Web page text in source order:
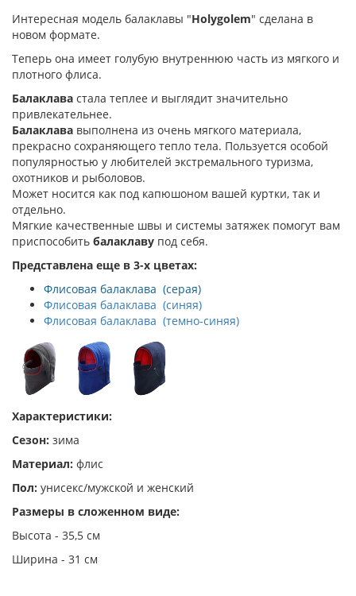
Интересная модель балаклавы "Holygolem" сделана в
новом формате.
Теперь она имеет голубую внутреннюю часть из мягкого и
плотного флиса.
Балаклава стала теплее и выглядит значительно
привлекательнее.
Балаклава выполнена из очень мягкого материала,
прекрасно сохраняющего тепло тела. Пользуется особой
популярностью у любителей экстремального туризма,
охотников и рыболовов.
Может носится как под капюшоном вашей куртки, так и
отдельно.
Мягкие качественные швы и системы затяжек помогут вам
приспособить балаклаву под себя.
Представлена еще в 3-х цветах:
Флисовая балаклава (серая)
Флисовая балаклава (синяя)
Флисовая балаклава (темно-синяя)
Характеристики:
Сезон: зима
Материал: флис
Пол: унисекс/мужской и женский
Размеры в сложенном виде:
Высота - 35,5 см
Ширина - 31 см